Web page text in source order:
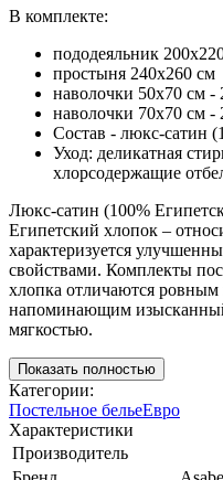
В комплекте:
пододеяльник
простыня 240х260 см
наволочки 50х70 см -
наволочки 70х70 см -
Состав - люкс-сатин
Уход: деликатная
хлорсодержащие
Люкс-сатин (100%
Египетский хлопок –
характеризуется
свойствами. Комплекты
хлопка отличаются
напоминающим
мягкостью.
Показать полностью
Категории:
Постельное бельеЕвро
Характеристики
Производитель